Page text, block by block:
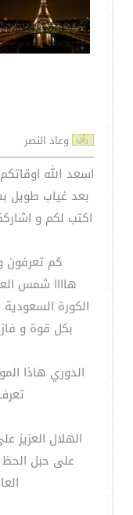
وعاد النصر
اسعد الله
بعد غياب طويل
اكتب لكم و
كم تعرفون
هاااا شمس
الكورة
بكل قوة و
الدوري هاذا
الهلال العزيز
على حبل